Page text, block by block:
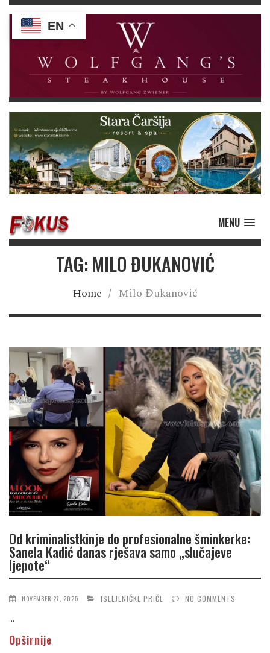
MENU
TAG: MILO ĐUKANOVIĆ
Home / Milo Đukanović
Od kriminalistkinje do profesionalne šminkerke:
Sanela Kadić danas rješava samo „slučajeve
ljepote“
NOVEMBER 27, 2025 ISELJENIČKE PRIČE NO COMMENTS
...
Opširnije
EN